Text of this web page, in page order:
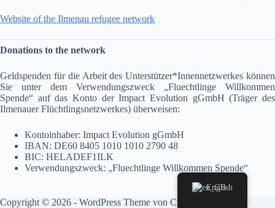
Website of the Ilmenau refugee network
Donations to the network
Geldspenden für die Arbeit des Unterstützer*Innennetzwerkes können
Sie unter dem Verwendungszweck „Fluechtlinge Willkommen
Spende“ auf das Konto der Impact Evolution gGmbH (Träger des
Ilmenauer Flüchtlingsnetzwerkes) überweisen:
Kontoinhaber: Impact Evolution gGmbH
IBAN: DE60 8405 1010 1010 2790 48
BIC: HELADEF1ILK
Verwendungszweck: „Fluechtlinge Willkommen Spende“
Copyright © 2026 - WordPress Theme von CreativeThemes
English